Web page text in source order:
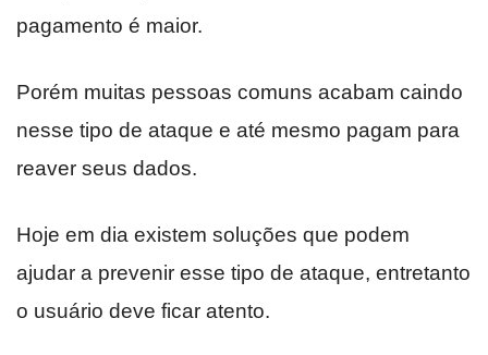
pagamento é maior.
Porém muitas pessoas comuns acabam caindo
nesse tipo de ataque e até mesmo pagam para
reaver seus dados.
Hoje em dia existem soluções que podem
ajudar a prevenir esse tipo de ataque, entretanto
o usuário deve ficar atento.